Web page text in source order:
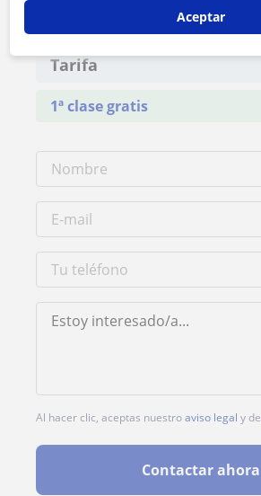
Contacta con David
Tarifa
1ª clase gratis
Al hacer clic, aceptas nuestroaviso legal y de
Contactar ahora
Aceptar